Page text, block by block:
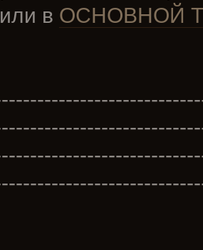
в ОСНОВНОЙ